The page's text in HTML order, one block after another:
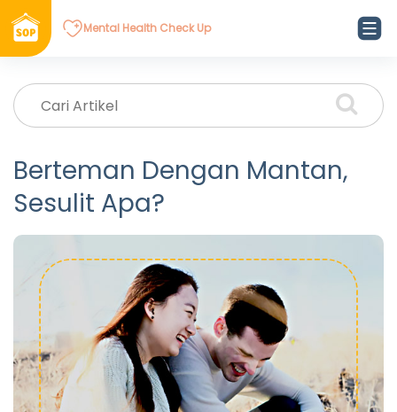
Mental Health Check Up
Berteman Dengan Mantan,
Sesulit Apa?